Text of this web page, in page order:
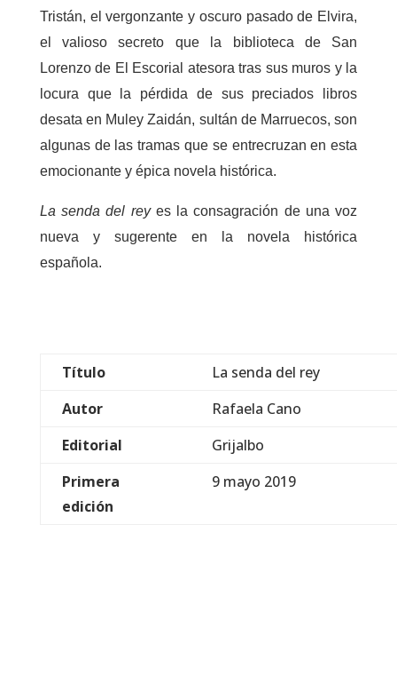
Tristán, el vergonzante y oscuro pasado de Elvira,
el valioso secreto que la biblioteca de San
Lorenzo de El Escorial atesora tras sus muros y la
locura que la pérdida de sus preciados libros
desata en Muley Zaidán, sultán de Marruecos, son
algunas de las tramas que se entrecruzan en esta
emocionante y épica novela histórica.
La senda del rey es la consagración de una voz
nueva y sugerente en la novela histórica
española.
Título
La senda del rey
Autor
Rafaela Cano
Editorial
Grijalbo
Primera
edición
9 mayo 2019